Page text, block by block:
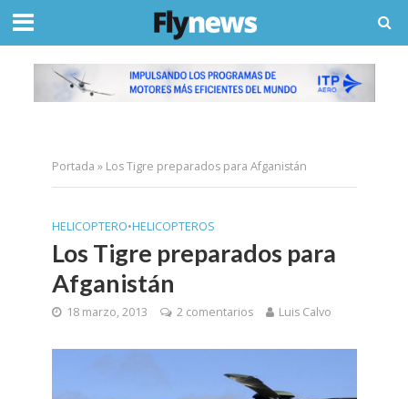
Portada » Los Tigre preparados para Afganistán
HELICOPTERO•HELICOPTEROS
Los Tigre preparados para
Afganistán
18 marzo, 2013 2 comentarios Luis Calvo